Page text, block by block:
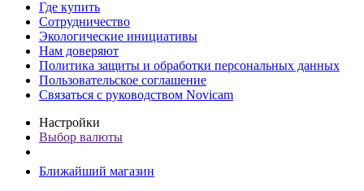
Где купить
Сотрудничество
Экологические инициативы
Нам доверяют
Политика защиты и обработки персональных данных
Пользовательское соглашение
Связаться с руководством Novicam
Настройки
Выбор валюты
Ближайший магазин